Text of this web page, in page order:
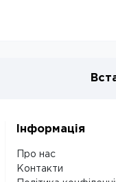
Інформація
Про нас
Контакти